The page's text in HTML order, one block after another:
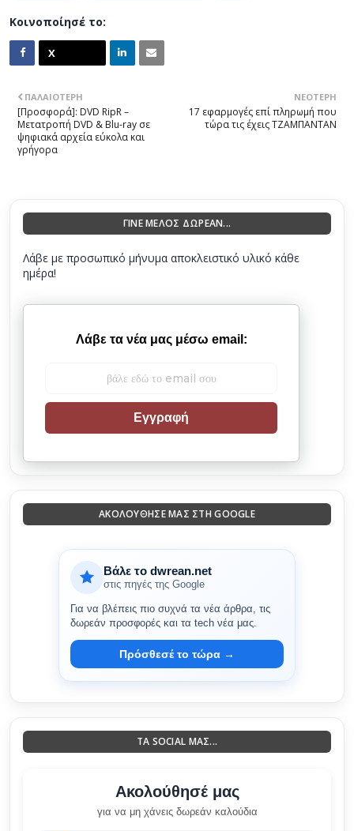
Κοινοποίησέ το:
ΝΕΌΤΕΡΗ
17 εφαρμογές επί πληρωμή που
τώρα τις έχεις ΤΖΑΜΠΑΝΤΑΝ
ΠΑΛΑΙΌΤΕΡΗ
[Προσφορά]: DVD RipR –
Μετατροπή DVD & Blu-ray σε
ψηφιακά αρχεία εύκολα και
γρήγορα
ΓΙΝΕ ΜΕΛΟΣ ΔΩΡΕΑΝ...
Λάβε με προσωπικό μήνυμα αποκλειστικό υλικό κάθε
ημέρα!
Λάβε τα νέα μας μέσω email:
Εγγραφή
ΑΚΟΛΟΎΘΗΣΈ ΜΑΣ ΣΤΗ GOOGLE
Βάλε το dwrean.net
στις πηγές της Google
Για να βλέπεις πιο συχνά τα νέα άρθρα, τις
δωρεάν προσφορές και τα tech νέα μας.
Πρόσθεσέ το τώρα →
ΤΑ SOCIAL ΜΑΣ...
Ακολούθησέ μας
για να μη χάνεις δωρεάν καλούδια